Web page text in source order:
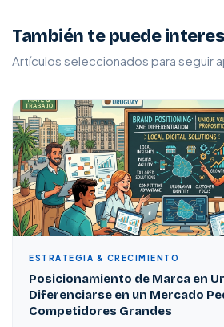
También te puede
Artículos seleccionados para seguir
ESTRATEGIA & CRECIMIENTO
Posicionamiento de Marca en
Diferenciarse en un Mercado
Competidores Grandes